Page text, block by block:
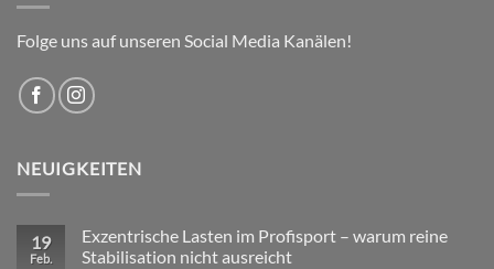
Folge uns auf unseren Social Media Kanälen!
NEUIGKEITEN
19
Feb.
Exzentrische Lasten im Profisport – warum reine
Stabilisation nicht ausreicht